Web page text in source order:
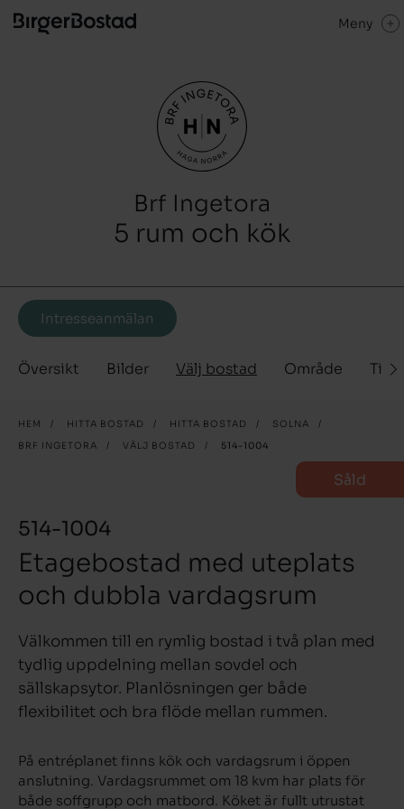
Meny
Brf Ingetora
5 rum och kök
Intresseanmälan
Översikt Bilder Välj bostad Område
HEM / HITTA BOSTAD / HITTA BOSTAD / SOLNA
/
BRF INGETORA
/ VÄLJ BOSTAD / 514-1004
Såld
514-1004
Etagebostad med uteplats
och dubbla vardagsrum
Välkommen till en rymlig bostad i två plan med
tydlig uppdelning mellan sovdel och
sällskapsytor. Planlösningen ger både
flexibilitet och bra flöde mellan rummen.
På entréplanet finns kök och vardagsrum i öppen
anslutning. Vardagsrummet om 18 kvm har plats för
både soffgrupp och matbord. Köket är fullt utrustat